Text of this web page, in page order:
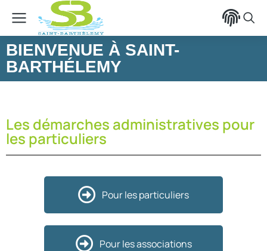
principal
BIENVENUE À SAINT-
BARTHÉLEMY
Les démarches administratives pour
les particuliers
Pour les particuliers
Pour les associations